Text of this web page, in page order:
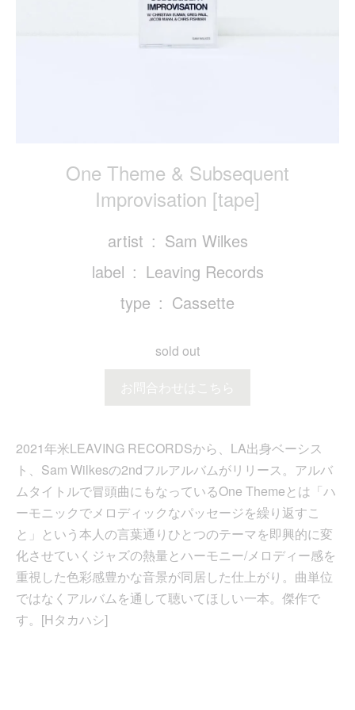
One Theme & Subsequent
Improvisation [tape]
artist
Sam Wilkes
label
Leaving Records
type
Cassette
sold out
お問合わせはこちら
2021年米LEAVING RECORDSから、LA出身ベーシス
ト、Sam Wilkesの2ndフルアルバムがリリース。アルバ
ムタイトルで冒頭曲にもなっているOne Themeとは「ハ
ーモニックでメロディックなパッセージを繰り返すこ
と」という本人の言葉通りひとつのテーマを即興的に変
化させていくジャズの熱量とハーモニー/メロディー感を
重視した色彩感豊かな音景が同居した仕上がり。曲単位
ではなくアルバムを通して聴いてほしい一本。傑作で
す。[Hタカハシ]